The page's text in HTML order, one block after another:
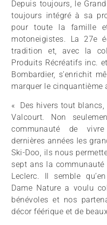
Depuis toujours, le
toujours intégré à sa
pour toute la famille
motoneigistes. La 27e
tradition et, avec la
Produits Récréatifs inc.
Bombardier, s’enrichit
marquer le cinquantième
« Des hivers tout blancs,
Valcourt. Non
communauté de
dernières années les
Ski-Doo, ils nous
sept ans la
Leclerc. Il semble
Dame Nature a voulu
bénévoles et nos
décor féérique et de